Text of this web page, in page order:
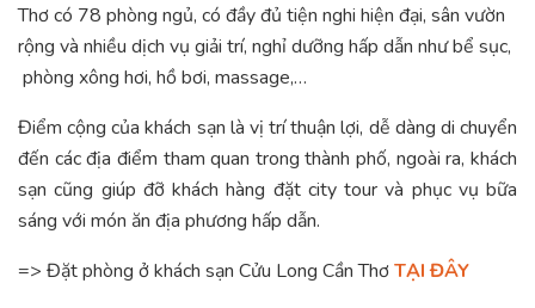
Thơ có 78 phòng ngủ, có đầy đủ tiện nghi hiện đại, sân vườn
rộng và nhiều dịch vụ giải trí, nghỉ dưỡng hấp dẫn như bể sục,
phòng xông hơi, hồ bơi, massage,…
Điểm cộng của khách sạn là vị trí thuận lợi, dễ dàng di chuyển
đến các địa điểm tham quan trong thành phố, ngoài ra, khách
sạn cũng giúp đỡ khách hàng đặt city tour và phục vụ bữa
sáng với món ăn địa phương hấp dẫn.
=> Đặt phòng ở khách sạn Cửu Long Cần ThơTẠI ĐÂY